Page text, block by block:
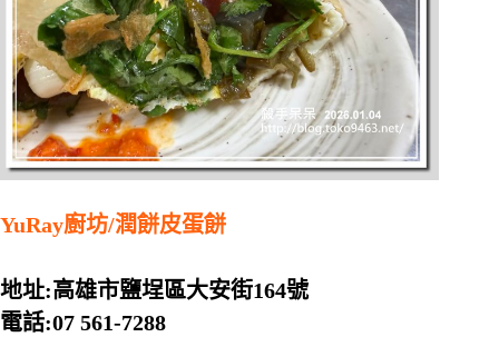
YuRay廚坊/潤餅皮蛋餅
地址:高雄市鹽埕區大安街164號
電話:07 561-7288